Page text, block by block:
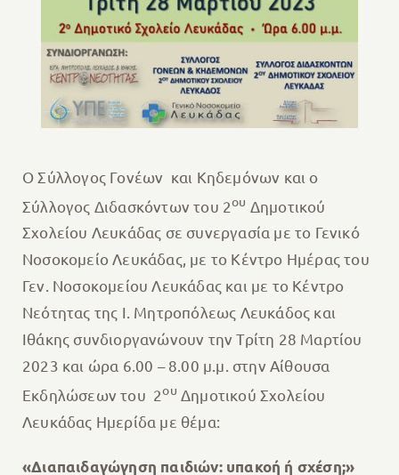
Ο Σύλλογος Γονέων και Κηδεμόνων και ο
Σύλλογος Διδασκόντων του 2ου Δημοτικού
Σχολείου Λευκάδας σε συνεργασία με το Γενικό
Νοσοκομείο Λευκάδας, με το Κέντρο Ημέρας του
Γεν. Νοσοκομείου Λευκάδας και με το Κέντρο
Νεότητας της Ι. Μητροπόλεως Λευκάδος και
Ιθάκης συνδιοργανώνουν την Τρίτη 28 Μαρτίου
2023 και ώρα 6.00 – 8.00 μ.μ. στην Αίθουσα
Εκδηλώσεων του 2ου Δημοτικού Σχολείου
Λευκάδας Ημερίδα με θέμα:
«Διαπαιδαγώγηση παιδιών: υπακοή ή σχέση;»